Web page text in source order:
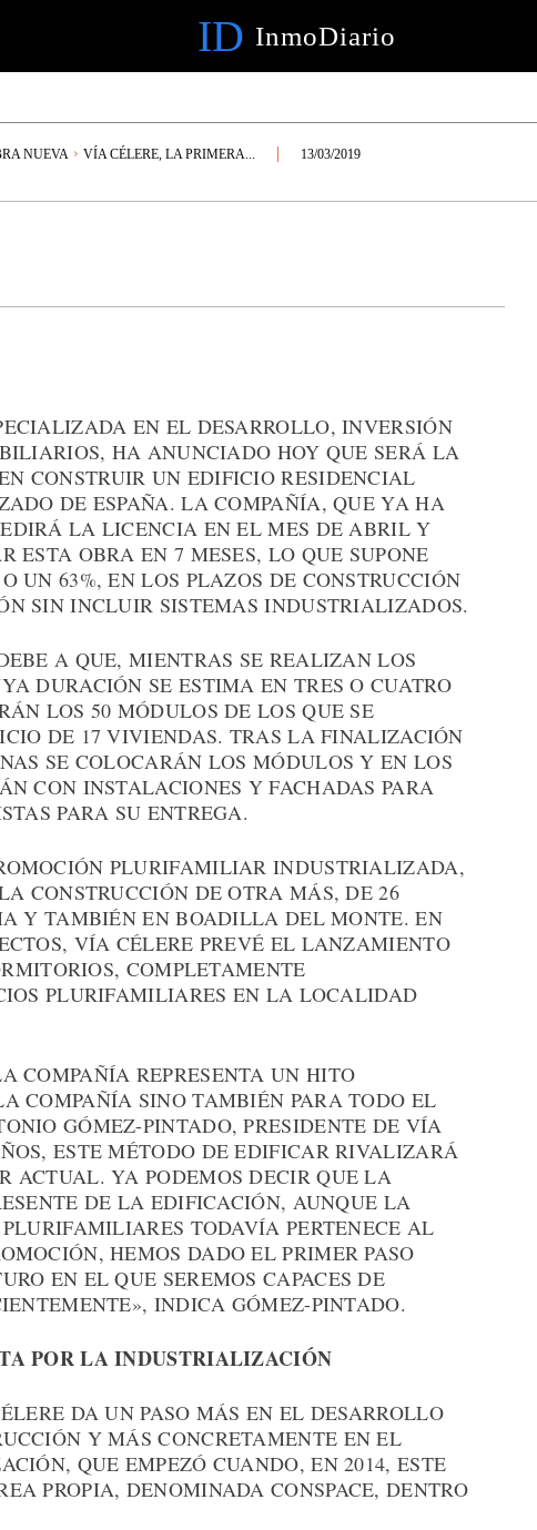
ID InmoDiario
NUEVA VÍA CÉLERE, LA PRIMERA... 13/03/2019
EN EL DESARROLLO, INVERSIÓN
HA ANUNCIADO HOY QUE SERÁ LA
CONSTRUIR UN EDIFICIO RESIDENCIAL
DE ESPAÑA. LA COMPAÑÍA, QUE YA HA
LA LICENCIA EN EL MES DE ABRIL Y
ESTA OBRA EN 7 MESES, LO QUE SUPONE
UN 63%, EN LOS PLAZOS DE CONSTRUCCIÓN
SIN INCLUIR SISTEMAS INDUSTRIALIZADOS.
A QUE, MIENTRAS SE REALIZAN LOS
DURACIÓN SE ESTIMA EN TRES O CUATRO
LOS 50 MÓDULOS DE LOS QUE SE
DE 17 VIVIENDAS. TRAS LA FINALIZACIÓN
SE COLOCARÁN LOS MÓDULOS Y EN LOS
CON INSTALACIONES Y FACHADAS PARA
PARA SU ENTREGA.
PLURIFAMILIAR INDUSTRIALIZADA,
CONSTRUCCIÓN DE OTRA MÁS, DE 26
Y TAMBIÉN EN BOADILLA DEL MONTE. EN
VÍA CÉLERE PREVÉ EL LANZAMIENTO
COMPLETAMENTE
PLURIFAMILIARES EN LA LOCALIDAD
COMPAÑÍA REPRESENTA UN HITO
COMPAÑÍA SINO TAMBIÉN PARA TODO EL
GÓMEZ-PINTADO, PRESIDENTE DE VÍA
ESTE MÉTODO DE EDIFICAR RIVALIZARÁ
ACTUAL. YA PODEMOS DECIR QUE LA
DE LA EDIFICACIÓN, AUNQUE LA
TODAVÍA PERTENECE AL
HEMOS DADO EL PRIMER PASO
EN EL QUE SEREMOS CAPACES DE
INDICA GÓMEZ-PINTADO.
POR LA INDUSTRIALIZACIÓN
DA UN PASO MÁS EN EL DESARROLLO
Y MÁS CONCRETAMENTE EN EL
QUE EMPEZÓ CUANDO, EN 2014, ESTE
PROPIA, DENOMINADA CONSPACE, DENTRO